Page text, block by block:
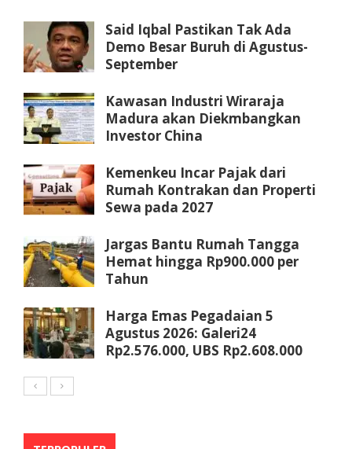
Said Iqbal Pastikan Tak Ada
Demo Besar Buruh di Agustus-
September
Kawasan Industri Wiraraja
Madura akan Diekmbangkan
Investor China
Kemenkeu Incar Pajak dari
Rumah Kontrakan dan Properti
Sewa pada 2027
Jargas Bantu Rumah Tangga
Hemat hingga Rp900.000 per
Tahun
Harga Emas Pegadaian 5
Agustus 2026: Galeri24
Rp2.576.000, UBS Rp2.608.000